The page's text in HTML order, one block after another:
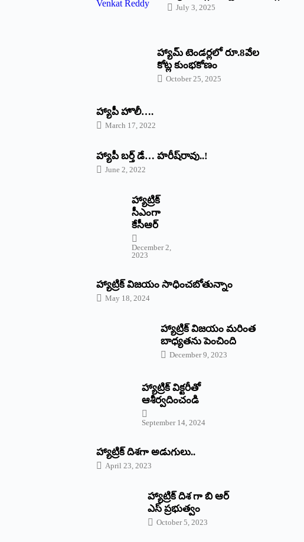
July 3, 2025
హ్యామ్‌ ‌టెండర్లలో రూ.8వేల
కోట్ల కుంభకోణం
October 25, 2025
హ్యాపీ హొలీ….
March 17, 2022
హ్యాపీ బర్త్ ‌డే… హరీష్‌రావు..!
June 2, 2022
హ్యాట్రిక్‌
‌సీఎంగా
కేసీఆర్‌
December 2,
2023
హ్యాట్రిక్‌ విజయం సాధించబోతున్నాం
May 18, 2024
హ్యాట్రిక్ విజయం మరింత
బాధ్యతను పెంచింది
December 9, 2023
హ్యాట్రిక్‌ ‌విక్టరీతో
ఆశీర్వదించండి
September 14, 2024
‌హ్యాట్రిక్‌ ‌దిశగా అడుగులు..
April 23, 2023
హ్యాట్రిక్ దిశ గా బి ఆర్
ఎస్ ప్రభుత్వం
October 5, 2023